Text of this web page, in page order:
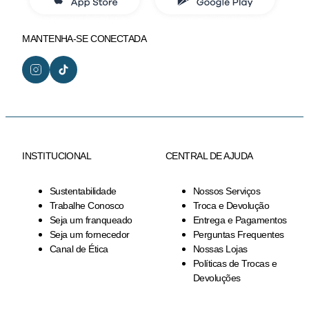
MANTENHA-SE CONECTADA
INSTITUCIONAL
Sustentabilidade
Trabalhe Conosco
Seja um franqueado
Seja um fornecedor
Canal de Ética
CENTRAL DE AJUDA
Nossos Serviços
Troca e Devolução
Entrega e Pagamentos
Perguntas Frequentes
Nossas Lojas
Políticas de Trocas e
Devoluções